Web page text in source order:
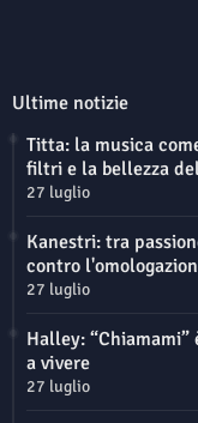
Ultime notizie
Titta: la musica
filtri e la bellezza
27 luglio
Kanestri: tra
contro
27 luglio
Halley:
a vivere
27 luglio